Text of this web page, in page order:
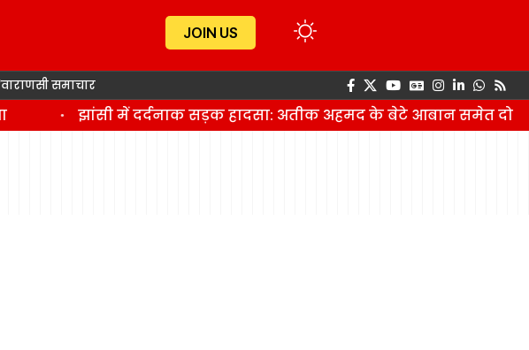
JOIN US
वाराणसी समाचार
झांसी में दर्दनाक सड़क हादसा: अतीक अहमद के बेटे आबान समेत दो